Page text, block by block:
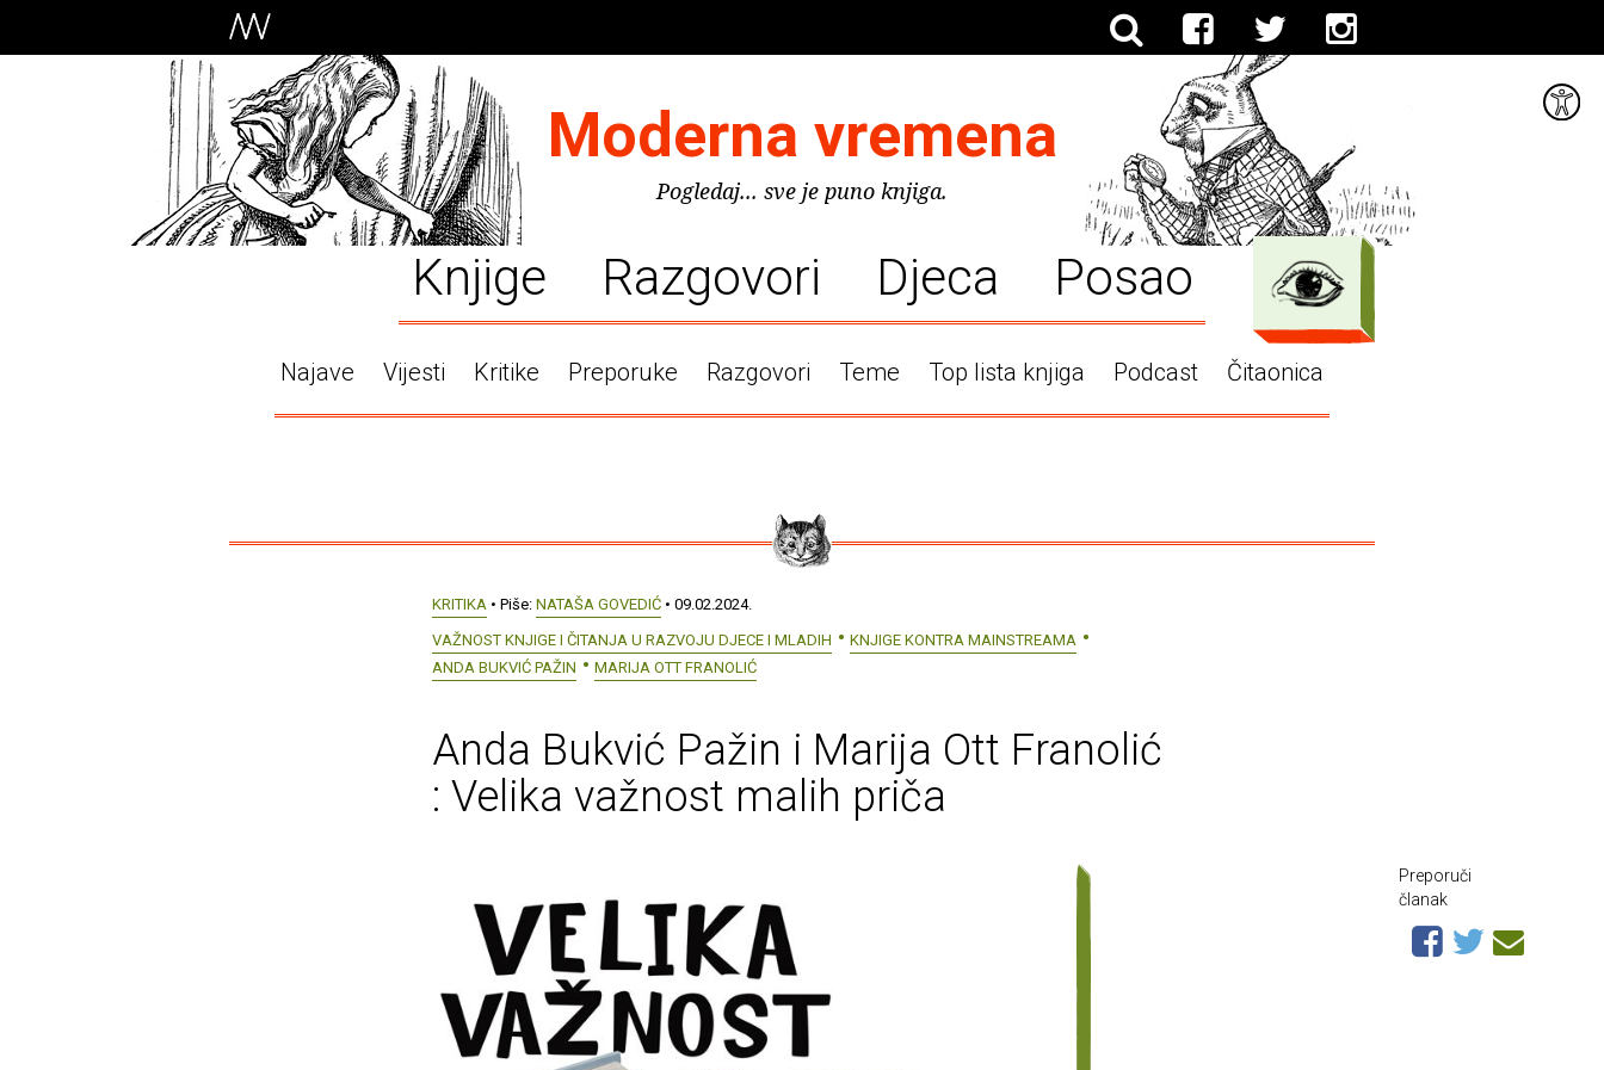
Moderna vremena
Pogledaj... sve je puno knjiga.
Knjige Razgovori Djeca Posao
Najave Vijesti Kritike Preporuke Razgovori Teme Top lista knjiga Podcast Čitaonica
KRITIKA • Piše: NATAŠA GOVEDIĆ • 09.02.2024.
VAŽNOST KNJIGE I ČITANJA U RAZVOJU DJECE I MLADIH
KNJIGE KONTRA MAINSTREAMA
ANDA BUKVIĆ PAŽIN
MARIJA OTT FRANOLIĆ
Anda Bukvić Pažin i Marija Ott Franolić
: Velika važnost malih priča
Preporuči
članak